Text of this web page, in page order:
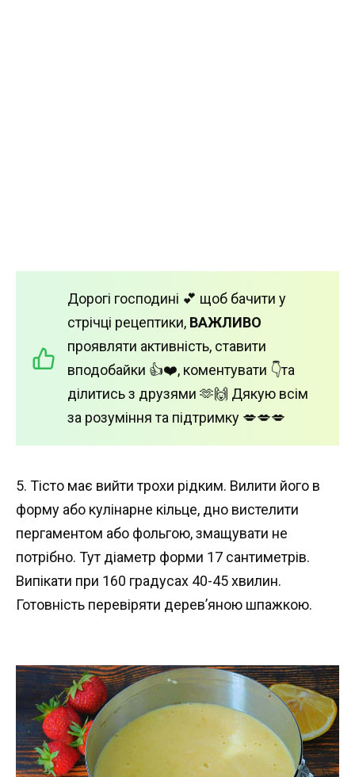
Дорогі господині 💕 щоб бачити у
стрічці рецептики, ВАЖЛИВО
проявляти активність, ставити
вподобайки 👍❤️, коментувати 👇та
ділитись з друзями 🫶🙌 Дякую всім
за розуміння та підтримку 💋💋💋
5. Тісто має вийти трохи рідким. Вилити його в
форму або кулінарне кільце, дно вистелити
пергаментом або фольгою, змащувати не
потрібно. Тут діаметр форми 17 сантиметрів.
Випікати при 160 градусах 40-45 хвилин.
Готовність перевіряти дерев’яною шпажкою.